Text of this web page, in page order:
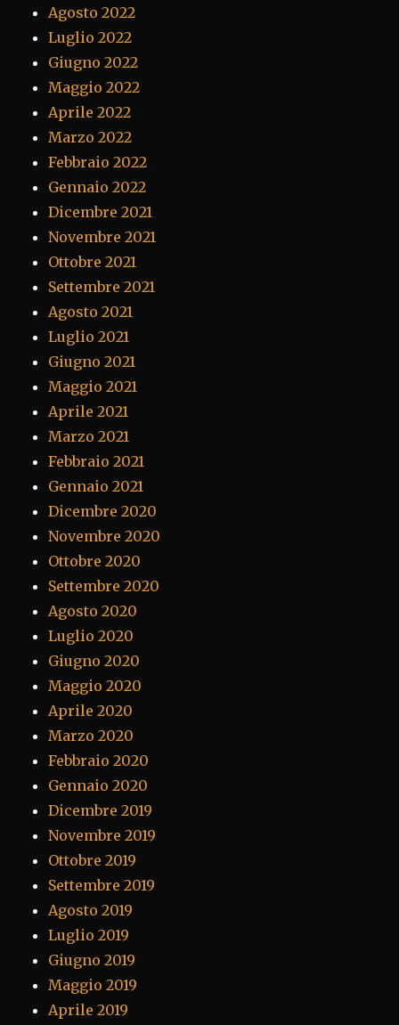
Agosto 2022
Luglio 2022
Giugno 2022
Maggio 2022
Aprile 2022
Marzo 2022
Febbraio 2022
Gennaio 2022
Dicembre 2021
Novembre 2021
Ottobre 2021
Settembre 2021
Agosto 2021
Luglio 2021
Giugno 2021
Maggio 2021
Aprile 2021
Marzo 2021
Febbraio 2021
Gennaio 2021
Dicembre 2020
Novembre 2020
Ottobre 2020
Settembre 2020
Agosto 2020
Luglio 2020
Giugno 2020
Maggio 2020
Aprile 2020
Marzo 2020
Febbraio 2020
Gennaio 2020
Dicembre 2019
Novembre 2019
Ottobre 2019
Settembre 2019
Agosto 2019
Luglio 2019
Giugno 2019
Maggio 2019
Aprile 2019